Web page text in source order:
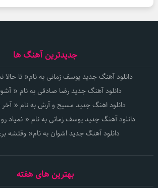
جدیدترین آهنگ ها
دانلود آهنگ جدید یوسف زمانی به نام« تا
دانلود آهنگ جدید رضا صادقی به نام «
دانلود اهنگ جدید مسیح و آرش به نام « آخر
دانلود آهنگ جدید یوسف زمانی به نام «
دانلود آهنگ جدید اشوان به نام« وقتشه
بهترین های هفته